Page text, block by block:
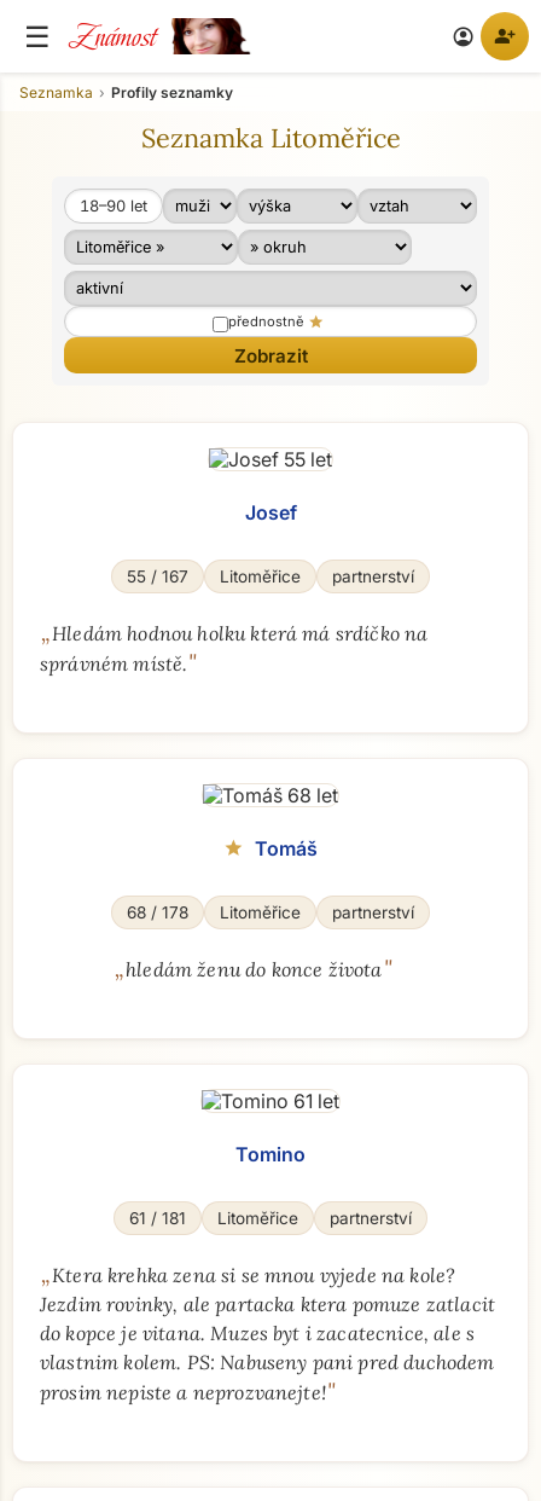
☰ Známost account_circle person_add
Seznamka Profily seznamky
Seznamka Litoměřice
Věk od
Věk do
18–90 let
přednostně star
Josef
55 / 167 Litoměřice partnerství
„Hledám hodnou holku která má srdíčko na
správném místě."
star Tomáš
68 / 178 Litoměřice partnerství
„hledám ženu do konce života"
Tomino
61 / 181 Litoměřice partnerství
„Ktera krehka zena si se mnou vyjede na kole?
Jezdim rovinky, ale partacka ktera pomuze zatlacit
do kopce je vitana. Muzes byt i zacatecnice, ale s
vlastnim kolem. PS: Nabuseny pani pred duchodem
prosim nepiste a neprozvanejte!"